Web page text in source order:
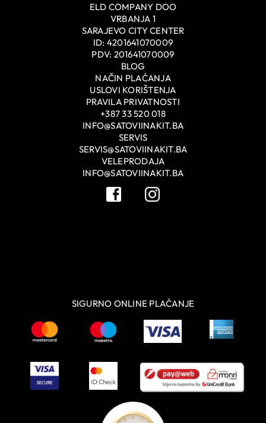
ELD COMPANY DOO
VRBANJA 1
SARAJEVO CITY CENTER
ID: 4201641070009
PDV: 201641070009
BLOG
NAČIN PLAĆANJA
USLOVI KORIŠTENJA
PRAVILA PRIVATNOSTI
+387 33 520 018
INFO@SATOVIINAKIT.BA
SERVIS
SERVIS@SATOVIINAKIT.BA
VELEPRODAJA
INFO@SATOVIINAKIT.BA
SIGURNO ONLINE PLAĆANJE